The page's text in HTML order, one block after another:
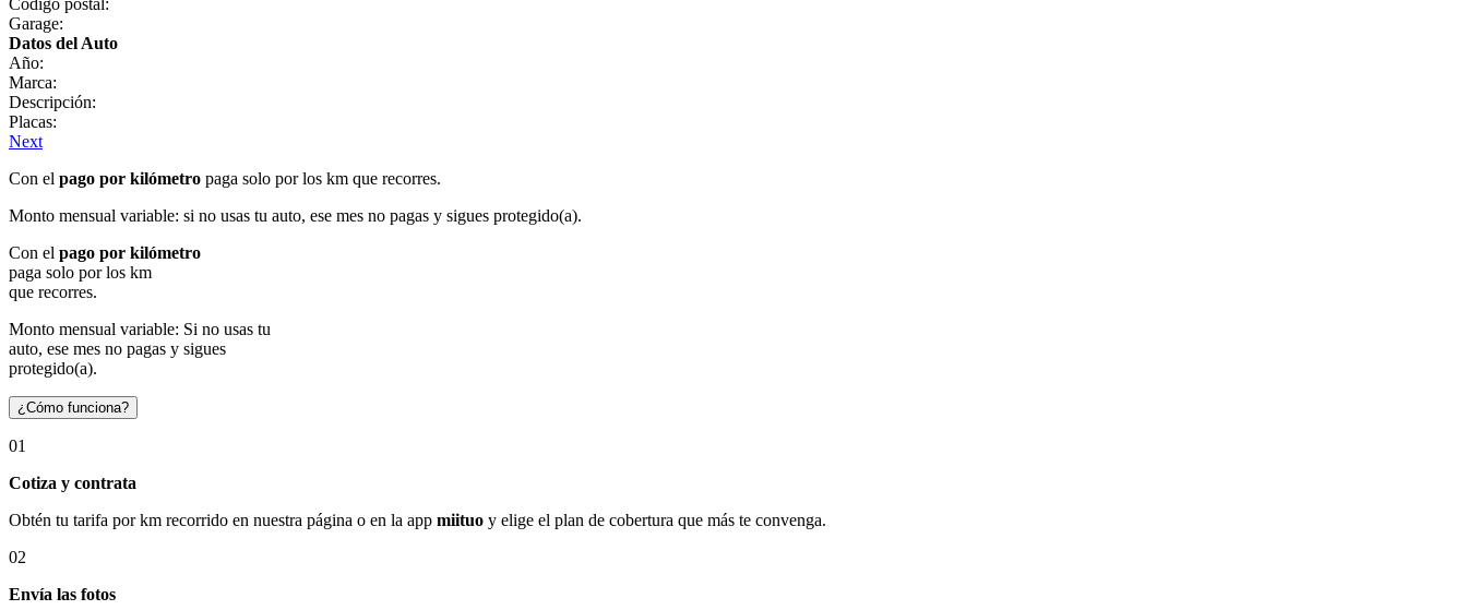
Garage:
Datos del Auto
Año:
Marca:
Descripción:
Placas:
Next
Con el pago por kilómetro paga solo por los km que recorres.
Monto mensual variable: si no usas tu auto, ese mes no pagas y sigues protegido(a).
Con el pago por kilómetro
paga solo por los km
que recorres.
Monto mensual variable: Si no usas tu
auto, ese mes no pagas y sigues
protegido(a).
¿Cómo funciona?
01
Cotiza y contrata
Obtén tu tarifa por km recorrido en nuestra página o en la app miituo y elige el plan de cobertura que más te convenga.
02
Envía las fotos